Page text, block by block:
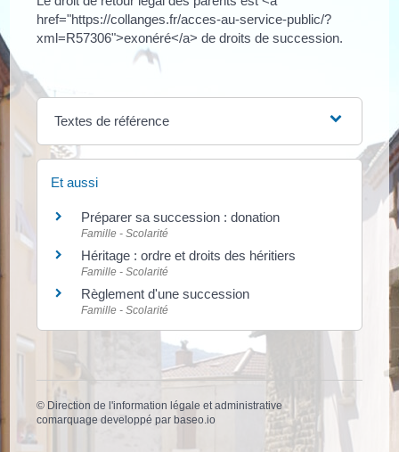
href="https://collanges.fr/acces-au-service-public/?
xml=R57306">exonéré</a> de droits de succession.
Textes de référence
Et aussi
Préparer sa succession : donation
Famille - Scolarité
Héritage : ordre et droits des héritiers
Famille - Scolarité
Règlement d'une succession
Famille - Scolarité
© Direction de l'information légale et administrative
comarquage developpé par baseo.io